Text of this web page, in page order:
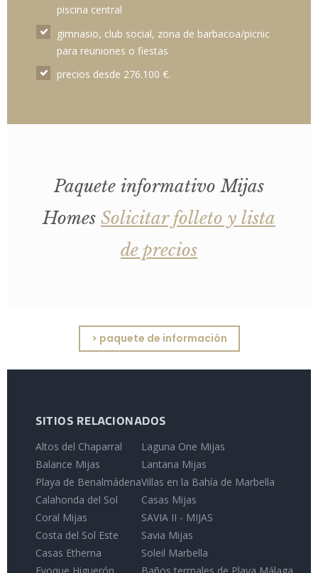
piscina central
gimnasio, club social, zona de barbacoa/picnic
para reuniones o fiestas
precios desde 276.100 €.
Paquete informativo Mijas
Homes Solicitar folleto y lista
de precios
> paquete de información
SITIOS RELACIONADOS
Altos del Chaparral
Balance Mijas
Playa de Benalmádena
Calahonda del Sol
Coral Mijas
Costa del Sol Este
Casas Etherna
Laguna One Mijas
Lantana Mijas
Villas en la Bahía de Marbella
Casas Mijas
SAVIA II - MIJAS
Savia Mijas
Soleil Marbella